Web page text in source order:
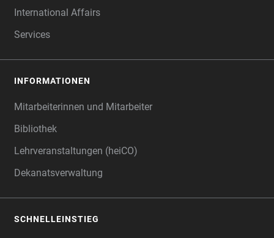
International Affairs
Services
INFORMATIONEN
Mitarbeiterinnen und Mitarbeiter
Bibliothek
Lehrveranstaltungen (heiCO)
Dekanatsverwaltung
SCHNELLEINSTIEG